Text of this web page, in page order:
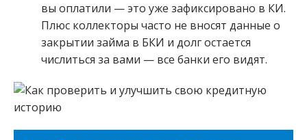
вы оплатили — это уже зафиксировано в КИ.
Плюс коллекторы часто не вносят данные о
закрытии займа в БКИ и долг остается
числиться за вами — все банки его видят.